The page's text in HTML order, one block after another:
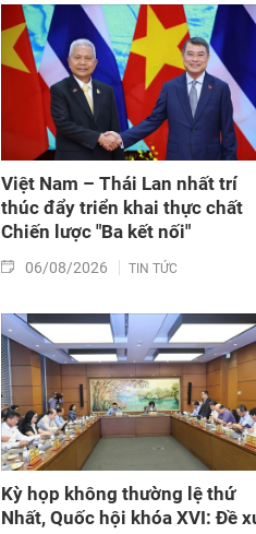
Việt Nam – Thái Lan nhất trí
thúc đẩy triển khai thực chất
Chiến lược "Ba kết nối"
06/08/2026 TIN TỨC
Kỳ họp không thường lệ thứ
Nhất, Quốc hội khóa XVI: Đề